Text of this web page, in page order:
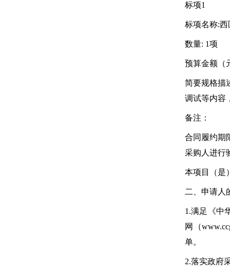
标项1
标项名称:
数量: 1项
预算金额（
简要规格描
调试等内容
备注：
合同履约期
采购人进行
本项目（是
二、申请人
1.满足《中
网（
单。
2.落实政府